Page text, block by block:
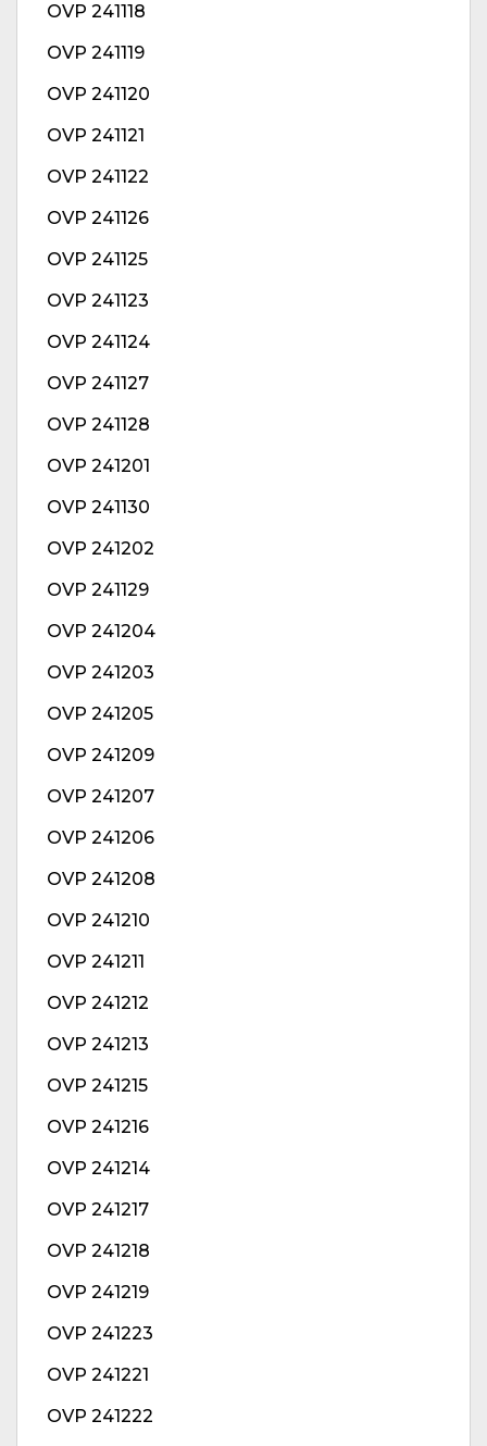
OVP 241118
OVP 241119
OVP 241120
OVP 241121
OVP 241122
OVP 241126
OVP 241125
OVP 241123
OVP 241124
OVP 241127
OVP 241128
OVP 241201
OVP 241130
OVP 241202
OVP 241129
OVP 241204
OVP 241203
OVP 241205
OVP 241209
OVP 241207
OVP 241206
OVP 241208
OVP 241210
OVP 241211
OVP 241212
OVP 241213
OVP 241215
OVP 241216
OVP 241214
OVP 241217
OVP 241218
OVP 241219
OVP 241223
OVP 241221
OVP 241222